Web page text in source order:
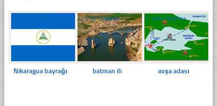
Nikaragua bayrağı
☐219 Tıklanma
batman ili
☐ 209 Tıklanma
avşa adası